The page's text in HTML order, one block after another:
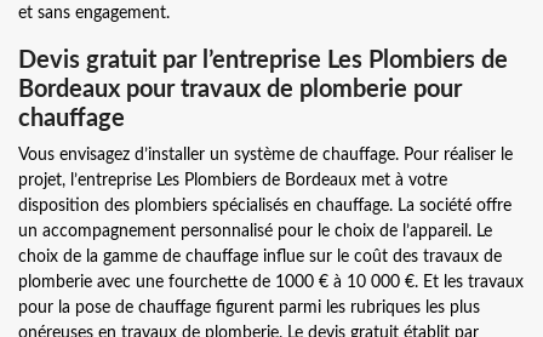
et sans engagement.
Devis gratuit par l’entreprise Les Plombiers de
Bordeaux pour travaux de plomberie pour
chauffage
Vous envisagez d’installer un système de chauffage. Pour réaliser le
projet, l’entreprise Les Plombiers de Bordeaux met à votre
disposition des plombiers spécialisés en chauffage. La société offre
un accompagnement personnalisé pour le choix de l’appareil. Le
choix de la gamme de chauffage influe sur le coût des travaux de
plomberie avec une fourchette de 1000 € à 10 000 €. Et les travaux
pour la pose de chauffage figurent parmi les rubriques les plus
onéreuses en travaux de plomberie. Le devis gratuit établit par